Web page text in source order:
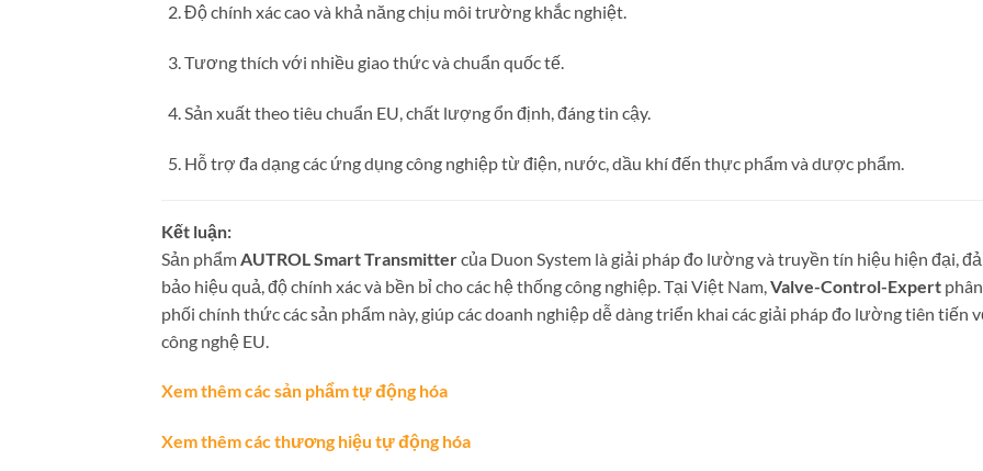
Độ chính xác cao và khả năng chịu môi trường khắc nghiệt.
Tương thích với nhiều giao thức và chuẩn quốc tế.
Sản xuất theo tiêu chuẩn EU, chất lượng ổn định, đáng tin cậy.
Hỗ trợ đa dạng các ứng dụng công nghiệp từ điện, nước, dầu khí đến thực phẩm và dược phẩm.
Kết luận:
Sản phẩm AUTROL Smart Transmittercủa Duon System là giải pháp đo lường và truyền tín hiệu hiện đại,
bảo hiệu quả, độ chính xác và bền bỉ cho các hệ thống công nghiệp. Tại Việt Nam, Valve-Control-Expert phân
phối chính thức các sản phẩm này, giúp các doanh nghiệp dễ dàng triển khai các giải pháp đo lường tiên tiến
công nghệ EU.
Xem thêm các sản phẩm tự động hóa
Xem thêm các thương hiệu tự động hóa